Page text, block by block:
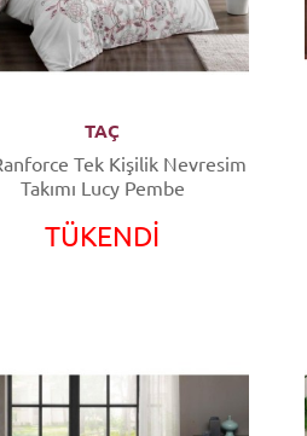
TAÇ
Tek Kişilik Nevresim
Takımı Lucy Pembe
TÜKENDİ